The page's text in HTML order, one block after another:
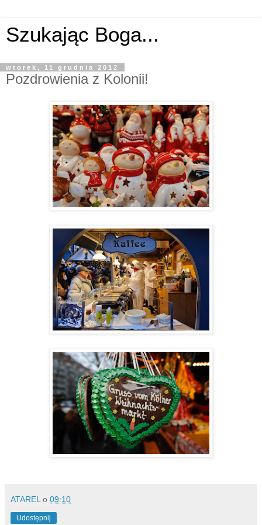
Szukając Boga...
wtorek, 11 grudnia 2012
Pozdrowienia z Kolonii!
ATAREL o 09:10
Udostępnij